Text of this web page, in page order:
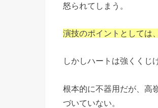
怒られてしまう。
演技のポイントとしては
しかしハートは強くくじ
根本的に不器用だが、高
づいていない。